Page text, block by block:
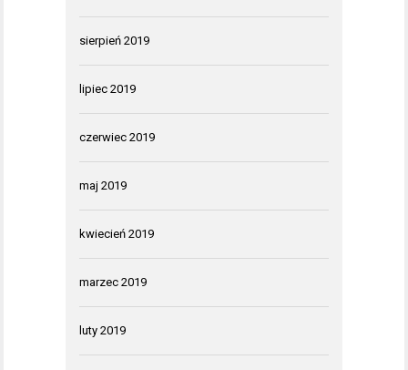
sierpień 2019
lipiec 2019
czerwiec 2019
maj 2019
kwiecień 2019
marzec 2019
luty 2019